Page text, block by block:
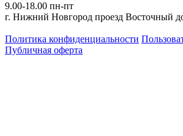
9.00-18.00 пн-пт
г. Нижний Новгород проезд Восточный
Политика конфиденциальности
Публичная оферта